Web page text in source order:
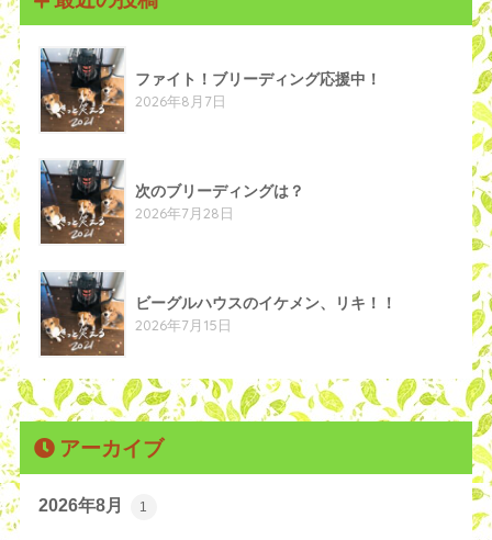
ファイト！ブリーディング応援中！
2026年8月7日
次のブリーディングは？
2026年7月28日
ビーグルハウスのイケメン、リキ！！
2026年7月15日
アーカイブ
2026年8月 1